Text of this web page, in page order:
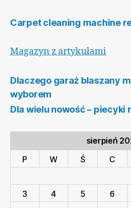
Carpet cleaning machine
Magazyn z artykułami
Dlaczego garaż blaszany
wyborem
Dla wielu nowość – piecyki
sierpień
P
W Ś C
3
4 5 6